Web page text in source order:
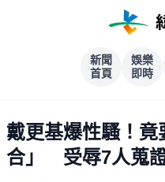
新聞
首頁
娛樂
即時
戴更基爆性騷！
合」 受辱7人蒐